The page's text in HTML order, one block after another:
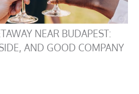
NEAR BUDAPEST:
AND GOOD COMPANY